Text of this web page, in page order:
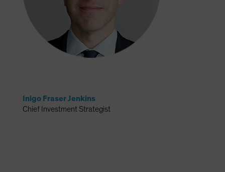
Inigo Fraser Jenkins
Chief Investment Strategist